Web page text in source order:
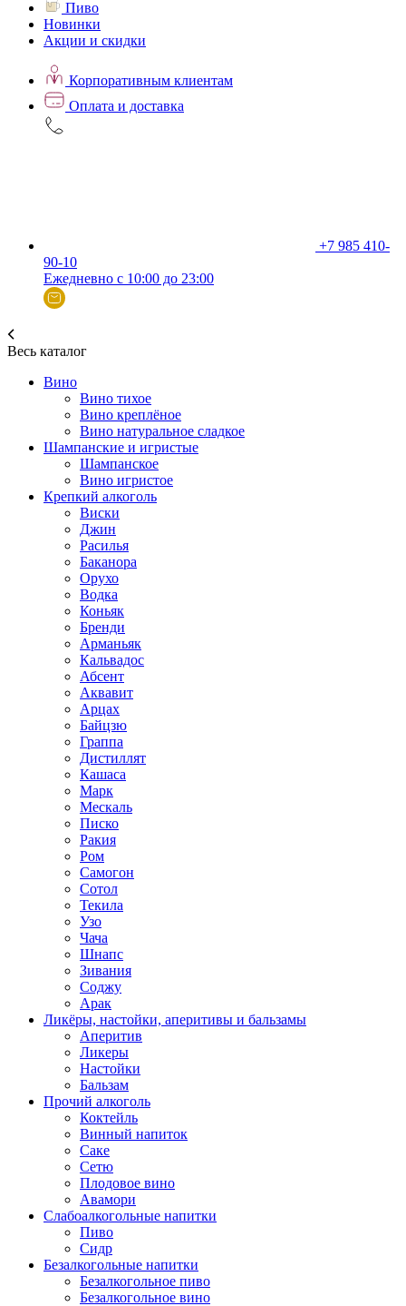
Пиво
Новинки
Акции и скидки
Корпоративным клиентам
Оплата и доставка
+7 985 410-
90-10
Ежедневно с 10:00 до 23:00
Весь каталог
Вино
Вино тихое
Вино креплёное
Вино натуральное сладкое
Шампанские и игристые
Шампанское
Вино игристое
Крепкий алкоголь
Виски
Джин
Расилья
Баканора
Орухо
Водка
Коньяк
Бренди
Арманьяк
Кальвадос
Абсент
Аквавит
Арцах
Байцзю
Граппа
Дистиллят
Кашаса
Марк
Мескаль
Писко
Ракия
Ром
Самогон
Сотол
Текила
Узо
Чача
Шнапс
Зивания
Соджу
Арак
Ликёры, настойки, аперитивы и бальзамы
Аперитив
Ликеры
Настойки
Бальзам
Прочий алкоголь
Коктейль
Винный напиток
Саке
Сетю
Плодовое вино
Авамори
Слабоалкогольные напитки
Пиво
Сидр
Безалкогольные напитки
Безалкогольное пиво
Безалкогольное вино